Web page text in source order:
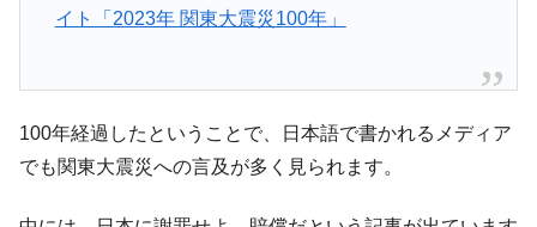
国の過剰生産が世界を蝕む。
種は全般的「不調」⇒ PSIが示す現況は決して良くない。
『Money1』
【米韓激突案件】韓国消費者院が『クーパ
ン』1人当たり賠償10万ウォンを認定 ⇒ 総額3兆7,000億
イト「2023年 関東大震災100年」
100年経過したということで、日本語で書かれるメディア
でも関東大震災への言及が多く見られます。